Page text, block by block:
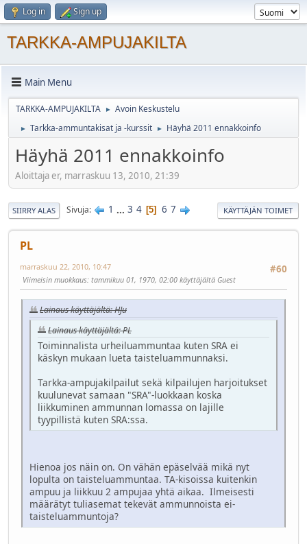
Log in Sign up
TARKKA-AMPUJAKILTA
Main Menu
TARKKA-AMPUJAKILTA ► Avoin Keskustelu
► Tarkka-ammuntakisat ja -kurssit ► Häyhä 2011 ennakkoinfo
Häyhä 2011 ennakkoinfo
Aloittaja er, marraskuu 13, 2010, 21:39
SIIRRY ALAS Sivuja 1 ... 3 4 5 6 7 KÄYTTÄJÄN TOIMET
PL
#60
marraskuu 22, 2010, 10:47
Viimeisin muokkaus: tammikuu 01, 1970, 02:00 käyttäjältä Guest
Lainaus käyttäjältä: HJu
Lainaus käyttäjältä: PL
Toiminnalista urheiluammuntaa kuten SRA ei
käskyn mukaan lueta taisteluammunnaksi.
Tarkka-ampujakilpailut sekä kilpailujen harjoitukset
kuulunevat samaan "SRA"-luokkaan koska
liikkuminen ammunnan lomassa on lajille
tyypillistä kuten SRA:ssa.
Hienoa jos näin on. On vähän epäselvää mikä nyt
lopulta on taisteluammuntaa. TA-kisoissa kuitenkin
ampuu ja liikkuu 2 ampujaa yhtä aikaa. Ilmeisesti
määrätyt tuliasemat tekevät ammunnoista ei-
taisteluammuntoja?